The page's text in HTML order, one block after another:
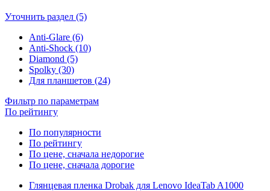
Уточнить раздел (5)
Anti-Glare (6)
Anti-Shock (10)
Diamond (5)
Spolky (30)
Для планшетов (24)
Фильтр по параметрам
По рейтингу
По популярности
По рейтингу
По цене, сначала недорогие
По цене, сначала дорогие
Глянцевая пленка Drobak для Lenovo IdeaTab A1000